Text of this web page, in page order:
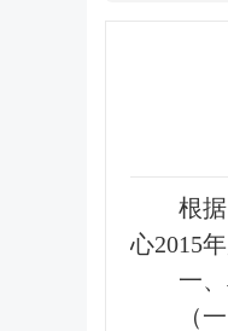
根
心2015
一
（